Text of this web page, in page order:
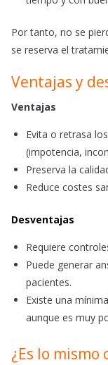
Por tanto, no se
se reserva el
Ventajas y
Ventajas
Evita o retrasa
(impotencia,
Preserva la
Reduce costes
Desventajas
Requiere
Puede generar
pacientes.
Existe una
aunque es muy
¿Es lo mismo